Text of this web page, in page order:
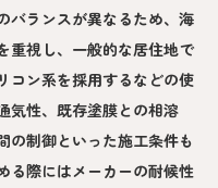
バランスが異なるため、海
重視し、一般的な居住地で
コン系を採用するなどの使
気性、既存塗膜との相溶
の制御といった施工条件も
る際にはメーカーの耐候性